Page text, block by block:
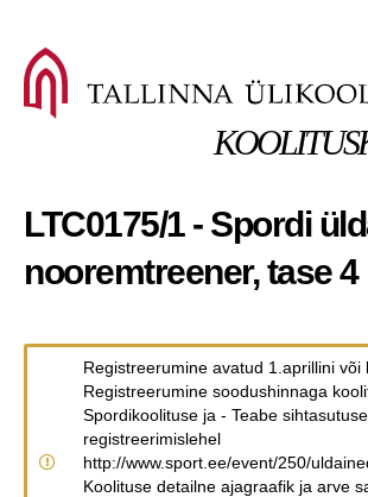
LTC0175/1 - Spordi
nooremtreener, tase 4
Registreerumine avatud 1.aprillini või
Registreerumine soodushinnaga
Spordikoolituse ja - Teabe sihtasutuse
registreerimislehel
http://www.sport.ee/event/250/
Koolituse detailne ajagraafik ja arve